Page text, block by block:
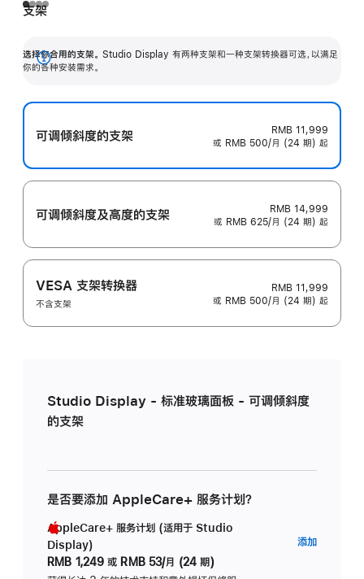
支架
选择你合用的支架。 Studio Display 有两种支架和一种支架转换器可选，以满足
你的各种安装需求。
展
可调倾斜度的支架
RMB 11,999
或 RMB 500/月 (24 期) 起
可调倾斜度及高‍度的支‍架
RMB 14,999
或 RMB 625/月 (24 期) 起
VESA 支架转换器
不含支架
RMB 11,999
或 RMB 500/月 (24 期) 起
Studio Display - 标准玻璃面板 - 可调倾斜度
的支架
是否要添加 AppleCare+ 服务计划？
AppleCare+ 服务计划 (适用于 Studio
Display)
RMB 1,249 或 RMB 53/月 (24 期)
添加